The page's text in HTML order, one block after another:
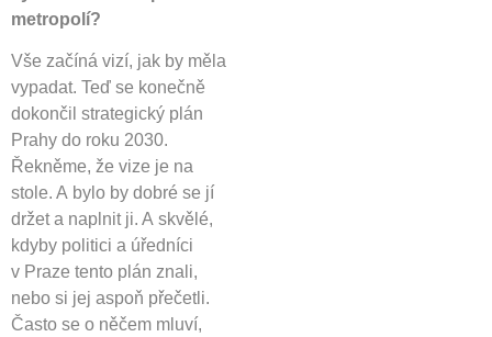
metropolí?
Vše začíná vizí, jak by měla
vypadat. Teď se konečně
dokončil strategický plán
Prahy do roku 2030.
Řekněme, že vize je na
stole. A bylo by dobré se jí
držet a naplnit ji. A skvělé,
kdyby politici a úředníci
v Praze tento plán znali,
nebo si jej aspoň přečetli.
Často se o něčem mluví,